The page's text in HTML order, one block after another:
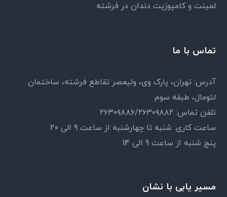
لمینت و کامپوزیت دندان در فرشته
تماس با ما
آدرس: تهران، پارک وی، ولیعصر تقاطع فرشته، ساختمان
لئومال، طبقه سوم
تلفن تماس: ۲۶۳۰۹۸۸۶/۲۶۳۰۹۸۸۲
ساعت کاری: شنبه تا چهارشنبه از ساعت 9 الی 20
پنج شنبه از ساعت 9 الی 14
مسیر یابی با نشان